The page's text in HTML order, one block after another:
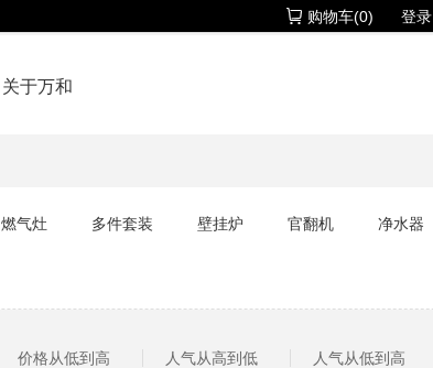
购物车(0) 登录
关于万和
燃气灶 多件套装 壁挂炉 官翻机 净水器
价格从低到高 人气从高到低 人气从低到高